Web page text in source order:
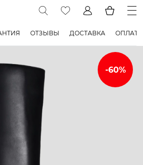
ОТЗЫВЫ ДОСТАВКА ОПЛАТА